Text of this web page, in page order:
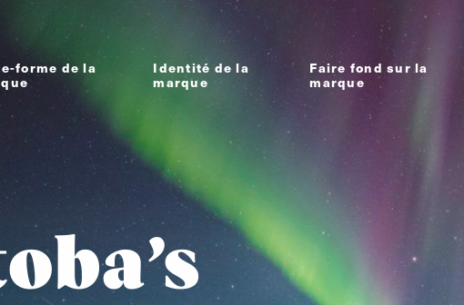
forme de la Identité de la
marque
Faire fond sur la
marque